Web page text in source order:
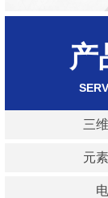
邮 箱：
产
三
元